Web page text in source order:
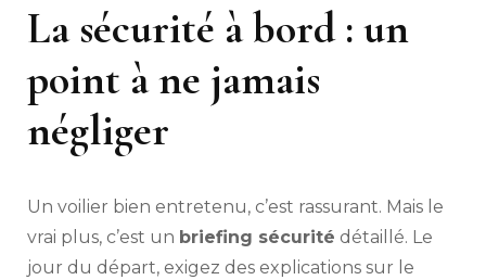
La sécurité à bord : un
point à ne jamais
négliger
Un voilier bien entretenu, c’est rassurant. Mais le
vrai plus, c’est un briefing sécurité détaillé. Le
jour du départ, exigez des explications sur le